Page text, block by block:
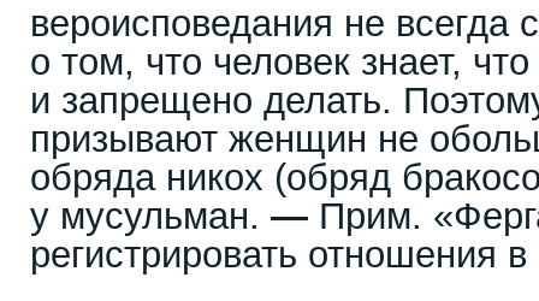
вероисповедания не всегда
о том, что человек знает,
и запрещено делать.
призывают женщин не
обряда никох (обряд
у мусульман. — Прим.
регистрировать отношения в